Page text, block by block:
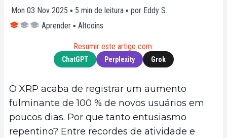
Mon 03 Nov 2025 ▪ 5 min de leitura ▪ por Eddy S.
Aprender ▪ Altcoins
Resumir este artigo com:
ChatGPT Perplexity Grok
O XRP acaba de registrar um aumento
fulminante de 100 % de novos usuários em
poucos dias. Por que tanto entusiasmo
repentino? Entre recordes de atividade e